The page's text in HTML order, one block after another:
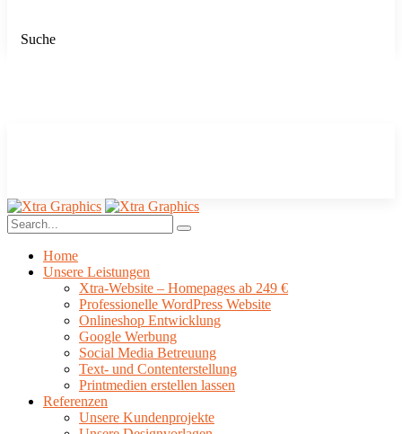
Suche
Home
Unsere Leistungen
Xtra-Website – Homepages ab 249 €
Professionelle WordPress Website
Onlineshop Entwicklung
Google Werbung
Social Media Betreuung
Text- und Contenterstellung
Printmedien erstellen lassen
Referenzen
Unsere Kundenprojekte